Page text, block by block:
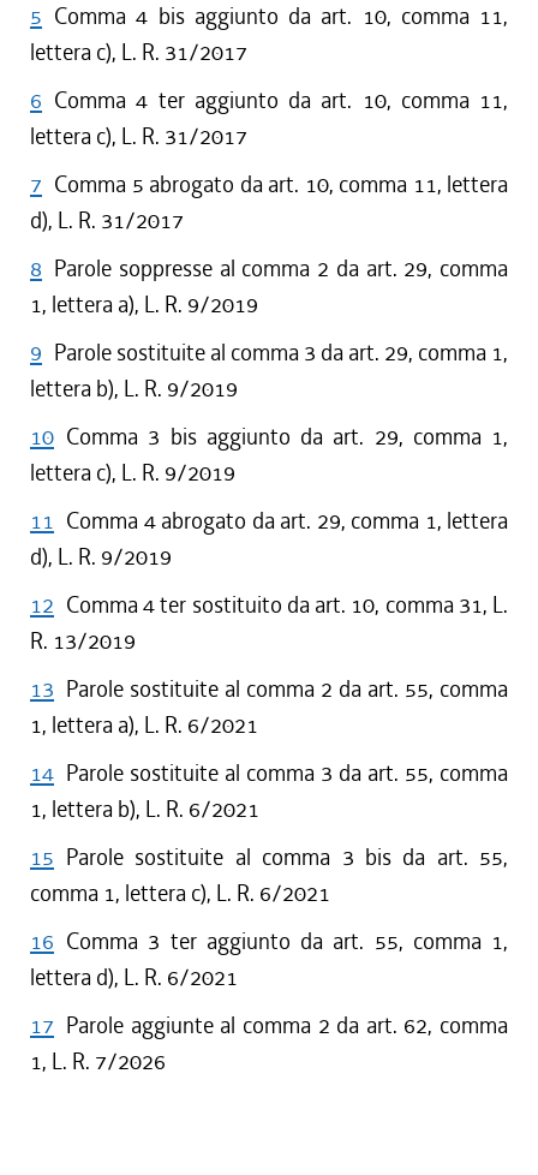
5 Comma 4 bis aggiunto da art. 10, comma 11,
lettera c), L. R. 31/2017
6 Comma 4 ter aggiunto da art. 10, comma 11,
lettera c), L. R. 31/2017
7 Comma 5 abrogato da art. 10, comma 11, lettera
d), L. R. 31/2017
8 Parole soppresse al comma 2 da art. 29, comma
1, lettera a), L. R. 9/2019
9 Parole sostituite al comma 3 da art. 29, comma 1,
lettera b), L. R. 9/2019
10 Comma 3 bis aggiunto da art. 29, comma 1,
lettera c), L. R. 9/2019
11 Comma 4 abrogato da art. 29, comma 1, lettera
d), L. R. 9/2019
12 Comma 4 ter sostituito da art. 10, comma 31, L.
R. 13/2019
13 Parole sostituite al comma 2 da art. 55, comma
1, lettera a), L. R. 6/2021
14 Parole sostituite al comma 3 da art. 55, comma
1, lettera b), L. R. 6/2021
15 Parole sostituite al comma 3 bis da art. 55,
comma 1, lettera c), L. R. 6/2021
16 Comma 3 ter aggiunto da art. 55, comma 1,
lettera d), L. R. 6/2021
17 Parole aggiunte al comma 2 da art. 62, comma
1, L. R. 7/2026